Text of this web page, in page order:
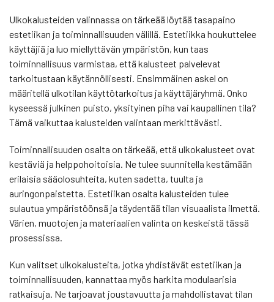
Ulkokalusteiden valinnassa on tärkeää löytää tasapaino
estetiikan ja toiminnallisuuden välillä. Estetiikka houkuttelee
käyttäjiä ja luo miellyttävän ympäristön, kun taas
toiminnallisuus varmistaa, että kalusteet palvelevat
tarkoitustaan käytännöllisesti. Ensimmäinen askel on
määritellä ulkotilan käyttötarkoitus ja käyttäjäryhmä. Onko
kyseessä julkinen puisto, yksityinen piha vai kaupallinen tila?
Tämä vaikuttaa kalusteiden valintaan merkittävästi.
Toiminnallisuuden osalta on tärkeää, että ulkokalusteet ovat
kestäviä ja helppohoitoisia. Ne tulee suunnitella kestämään
erilaisia sääolosuhteita, kuten sadetta, tuulta ja
auringonpaistetta. Estetiikan osalta kalusteiden tulee
sulautua ympäristöönsä ja täydentää tilan visuaalista ilmettä.
Värien, muotojen ja materiaalien valinta on keskeistä tässä
prosessissa.
Kun valitset ulkokalusteita, jotka yhdistävät estetiikan ja
toiminnallisuuden, kannattaa myös harkita modulaarisia
ratkaisuja. Ne tarjoavat joustavuutta ja mahdollistavat tilan